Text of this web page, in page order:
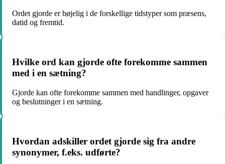
Ordet gjorde er bøjelig i de forskellige tidstyper som præsens,
datid og fremtid.
Hvilke ord kan gjorde ofte forekomme sammen
med i en sætning?
Gjorde kan ofte forekomme sammen med handlinger, opgaver
og beslutninger i en sætning.
Hvordan adskiller ordet gjorde sig fra andre
synonymer, f.eks. udførte?